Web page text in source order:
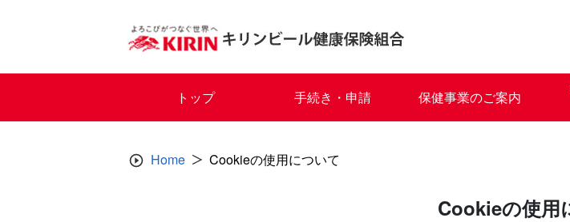
トップ 手続き・申請 保健事業のご案内
Home Cookieの使用について
Cookieの使用